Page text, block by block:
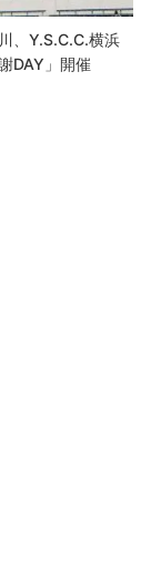
、Y.S.C.C.横浜
DAY」開催